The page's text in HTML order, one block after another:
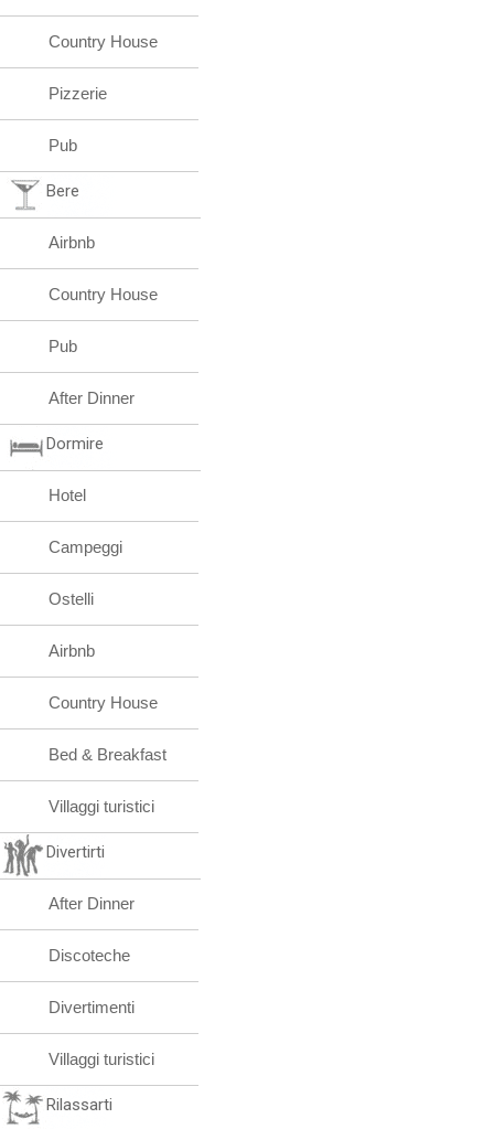
Country House
Pizzerie
Pub
Bere
Airbnb
Country House
Pub
After Dinner
Dormire
Hotel
Campeggi
Ostelli
Airbnb
Country House
Bed & Breakfast
Villaggi turistici
Divertirti
After Dinner
Discoteche
Divertimenti
Villaggi turistici
Rilassarti